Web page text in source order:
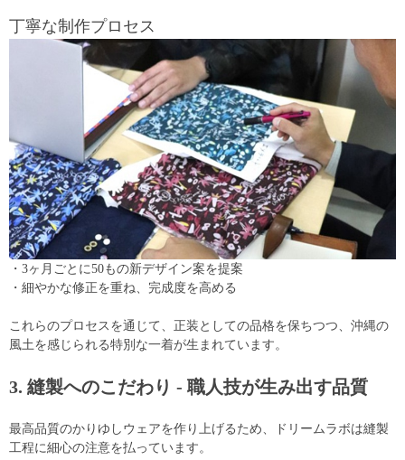
丁寧な制作プロセス
・3ヶ月ごとに50もの新デザイン案を提案
・細やかな修正を重ね、完成度を高める
これらのプロセスを通じて、正装としての品格を保ちつつ、沖縄の
風土を感じられる特別な一着が生まれています。
3. 縫製へのこだわり - 職人技が生み出す品質
最高品質のかりゆしウェアを作り上げるため、ドリームラボは縫製
工程に細心の注意を払っています。